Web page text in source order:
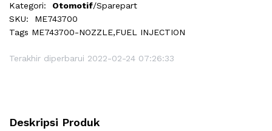
Kategori:
Otomotif/Sparepart
SKU:
ME743700
Tags ME743700-NOZZLE,FUEL INJECTION
Terakhir diperbarui 2022-02-24 07:26:33
Deskripsi Produk